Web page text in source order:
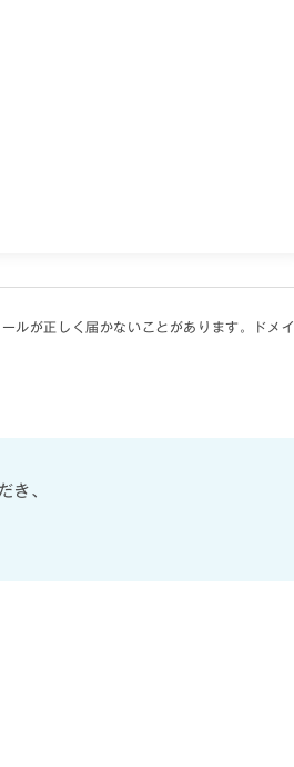
ルが正しく届かないことがあります。ドメイ
き、